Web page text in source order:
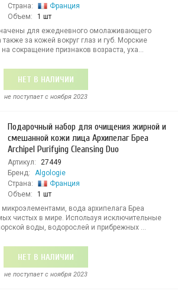
Страна:
Франция
Объем:
1 шт
для ежедневного омолаживающего
за кожей вокруг глаз и губ. Морские
сокращение признаков возраста, уха...
НЕТ В НАЛИЧИИ
не поступает c ноября 2023
Подарочный набор для очищения жирной и
смешанной кожи лица Архипелаг Бреа
Archipel Purifying Cleansing Duo
Артикул:
27449
Бренд:
Algologie
Страна:
Франция
Объем:
1 шт
вода архипелага Бреа
чистых в мире. Используя исключительные
воды, водорослей и прибрежных ...
НЕТ В НАЛИЧИИ
не поступает c ноября 2023